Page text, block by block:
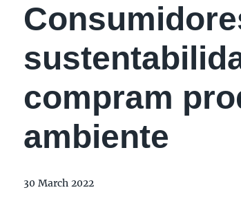
compram
ambiente
30 March 2022